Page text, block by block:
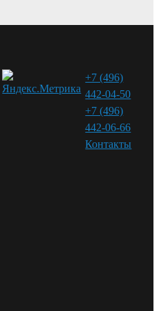
+7 (496)
442-04-50
+7 (496)
442-06-66
Контакты⁠